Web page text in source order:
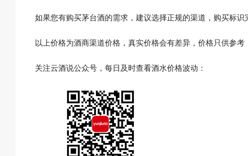
如果您有购买茅台酒的需求，建议选择正规的渠道，购买标识
以上价格为酒商渠道价格，真实价格会有差异，价格只供参考
关注云酒说公众号，每日及时查看酒水价格波动：